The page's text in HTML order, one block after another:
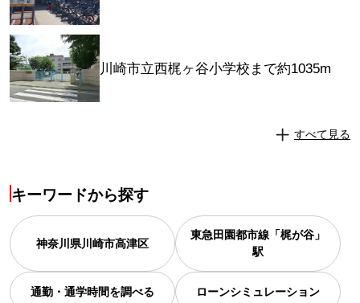
川崎市立西梶ヶ谷小学校まで約1035m
すべて見る
キーワードから探す
神奈川県川崎市高津区
東急田園都市線「梶が谷」
駅
通勤・通学時間を調べる ローンシミュレーション